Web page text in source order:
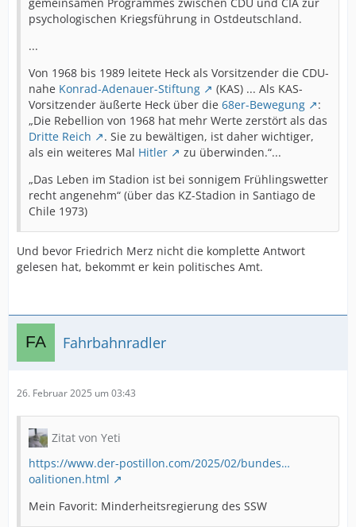
psychologischen Kriegsführung in Ostdeutschland.
...
Von 1968 bis 1989 leitete Heck als Vorsitzender die CDU-
nahe Konrad-Adenauer-Stiftung
(KAS) ... Als KAS-
Vorsitzender äußerte Heck über die 68er-Bewegung
:
„Die Rebellion von 1968 hat mehr Werte zerstört als das
Dritte Reich
. Sie zu bewältigen, ist daher wichtiger,
als ein weiteres Mal Hitler
zu überwinden.“...
„Das Leben im Stadion ist bei sonnigem Frühlingswetter
recht angenehm“ (über das KZ-Stadion in Santiago de
Chile 1973)
Und bevor Friedrich Merz nicht die komplette Antwort
gelesen hat, bekommt er kein politisches Amt.
Fahrbahnradler
26. Februar 2025 um 03:43
Zitat von Yeti
https://www.der-postillon.com/2025/02/bundes…
oalitionen.html
Mein Favorit: Minderheitsregierung des SSW